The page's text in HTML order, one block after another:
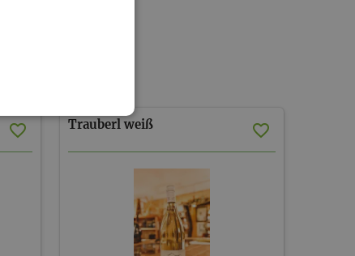
Trauberl weiß